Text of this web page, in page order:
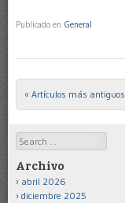
Publicado en General
Post navigation
« Artículos más antiguos
Search
Archivo
abril 2026
diciembre 2025